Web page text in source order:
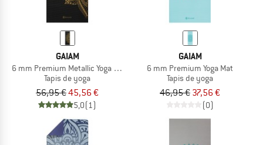
GAIAM
6 mm Premium Metallic Yoga Mat
Tapis de yoga
56,95 €45,56 €
5,0(1)
GAIAM
6 mm Premium Yoga Mat
Tapis de yoga
46,95 € 37,56 €
(0)